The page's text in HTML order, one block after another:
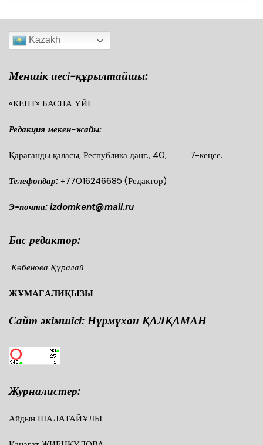
Kazakh
Меншік иесі-құрылтайшы:
«КЕНТ» БАСПА ҮЙІ
Редакция мекен-жайы:
Қарағанды қаласы, Республика даңғ., 40, 7-кеңсе.
Телефондар: +77016246685 (Редактор)
Э-почта: izdomkent@mail.ru
Бас редактор:
Көбенова Құралай
ЖҰМАҒАЛИҚЫЗЫ
Сайт әкімшісі: Нұрмұхан ҚАЛҚАМАН
Журналистер:
Айдын ШАЛАТАЙҰЛЫ